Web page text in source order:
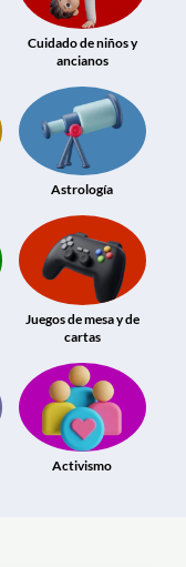
Cuidado de niños y
ancianos
Astrología
Juegos de mesa y de
cartas
Activismo